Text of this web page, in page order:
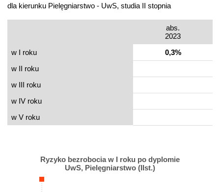
dla kierunku Pielęgniarstwo - UwS, studia II stopnia
abs.
2023
w I roku
0,3%
w II roku
w III roku
w IV roku
w V roku
Ryzyko bezrobocia w I roku po dyplomie
UwS, Pielęgniarstwo (IIst.)